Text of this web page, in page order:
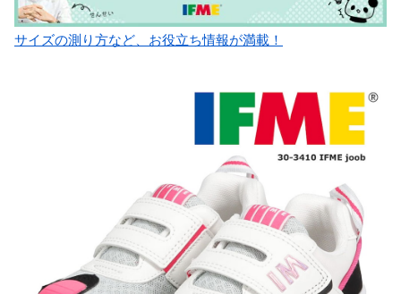
サイズの測り方など、お役立ち情報が満載！